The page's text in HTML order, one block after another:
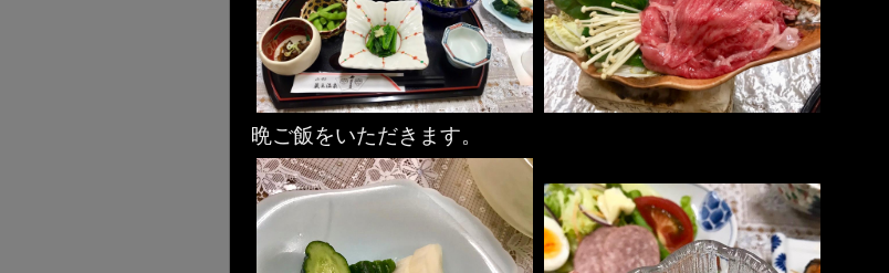
晩ご飯をいただきます。